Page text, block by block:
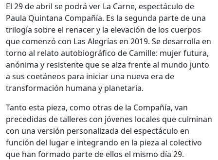
El 29 de abril se podrá ver La Carne, espectáculo de
Paula Quintana Compañía. Es la segunda parte de una
trilogía sobre el renacer y la elevación de los cuerpos
que comenzó con Las Alegrías en 2019. Se desarrolla en
torno al relato autobiográfico de Camille: mujer futura,
anónima y resistente que se alza frente al mundo junto
a sus coetáneos para iniciar una nueva era de
transformación humana y planetaria.
Tanto esta pieza, como otras de la Compañía, van
precedidas de talleres con jóvenes locales que culminan
con una versión personalizada del espectáculo en
función del lugar e integrando en la pieza al colectivo
que han formado parte de ellos el mismo día 29.